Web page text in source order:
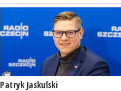
Patryk Jaskulski